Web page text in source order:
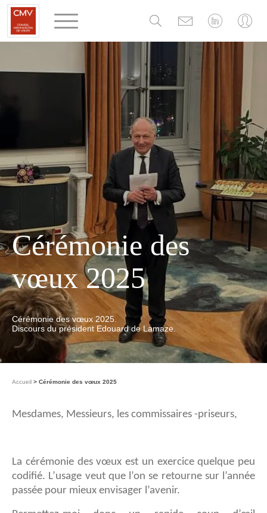
Cérémonie des
vœux 2025
Cérémonie des vœux 2025.
Discours du président Edouard de Lamaze.
Accueil Cérémonie des vœux 2025
Mesdames, Messieurs, les commissaires -priseurs,
La cérémonie des vœux est un exercice quelque peu
codifié. L’usage veut que l’on se retourne sur l’année
passée pour mieux envisager l’avenir.
Panneau de gestion des cookies